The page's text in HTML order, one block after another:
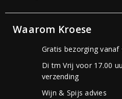
Waarom Kroese
Gratis bezorging vanaf
Di tm Vrij voor 17.00
verzending
Wijn & Spijs advies